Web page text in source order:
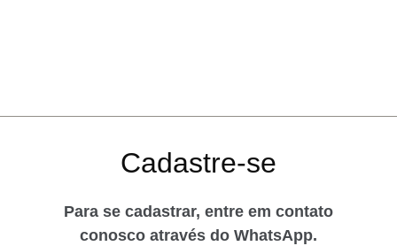
Cadastre-se
Para se cadastrar, entre em contato
conosco através do WhatsApp.